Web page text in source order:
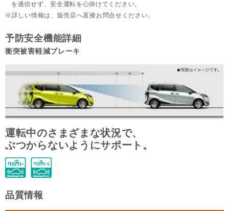
を過信せず、安全運転を心掛けてください。
詳しい情報は、販売店へ直接お問合せください。
予防安全機能詳細
衝突被害軽減ブレーキ
運転中のさまざまな状況で、
ぶつからないようにサポート。
品質情報